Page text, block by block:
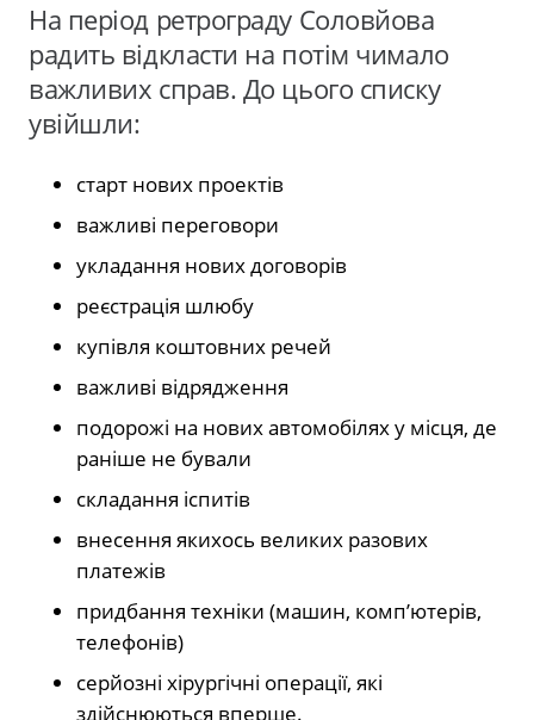
На період ретрограду Соловйова
радить відкласти на потім чимало
важливих справ. До цього списку
увійшли:
старт нових проектів
важливі переговори
укладання нових договорів
реєстрація шлюбу
купівля коштовних речей
важливі відрядження
подорожі на нових автомобілях у місця, де
раніше не бували
складання іспитів
внесення якихось великих разових
платежів
придбання техніки (машин, комп’ютерів,
телефонів)
серйозні хірургічні операції, які
здійснюються вперше.